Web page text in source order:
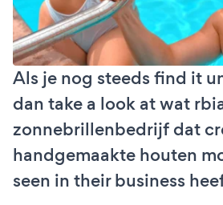
Als je nog steeds find it
dan take a look at wat
zonnebrillenbedrijf dat
handgemaakte houten
seen in their business